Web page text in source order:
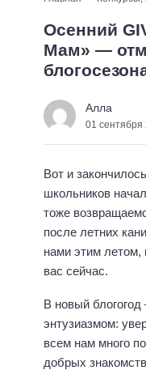
Осенний
Мам» —
Алла
01 сентября
Вот и
школьников
тоже
после летних
нами этим летом,
вас сейчас.
В новый
энтузиазмом:
всем нам много
добрых